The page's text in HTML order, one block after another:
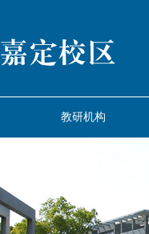
教研机构